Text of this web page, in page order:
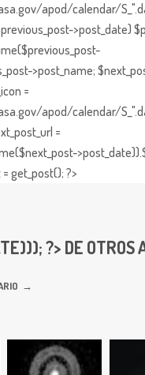
apod/calendar/
>post_date)
>post_name;
=
apod/calendar/
=
get_post(); ?>
?> DE OTROS